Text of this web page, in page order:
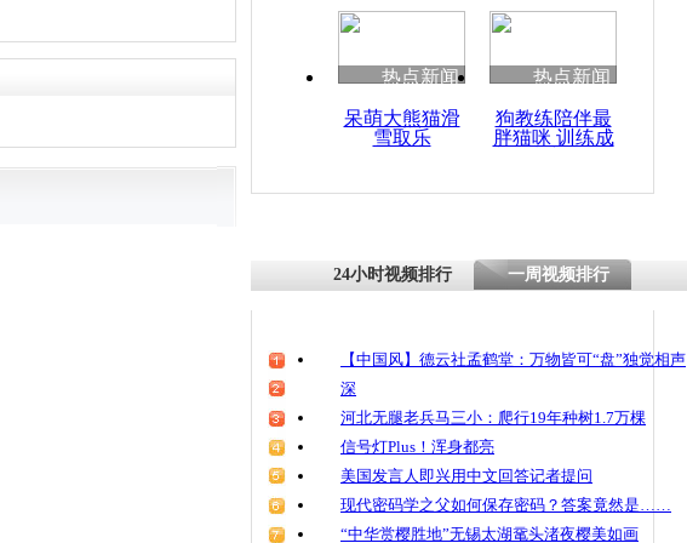
清明祭英烈 哀思悼忠
葛兰素史克案揭开医药
热点新闻
呆萌大熊猫滑
雪取乐
热点新闻
狗教练陪伴最
胖猫咪 训练成
24小时视频排行 一周视频排行
【中国风】德云社孟鹤堂：万物皆可“盘”独觉相声
深
河北无腿老兵马三小：爬行19年种树1.7万棵
信号灯Plus！浑身都亮
美国发言人即兴用中文回答记者提问
现代密码学之父如何保存密码？答案竟然是……
“中华赏樱胜地”无锡太湖鼋头渚夜樱美如画